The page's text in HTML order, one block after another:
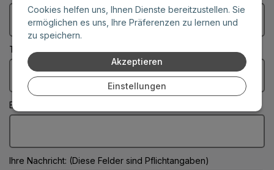
Cookies helfen uns, Ihnen Dienste bereitzustellen. Sie
ermöglichen es uns, Ihre Präferenzen zu lernen und
zu speichern.
Akzeptieren
Einstellungen
Telefonnummer:
E-Mail: (Diese Felder sind Pflichtangaben)
Ihre Nachricht: (Diese Felder sind Pflichtangaben)